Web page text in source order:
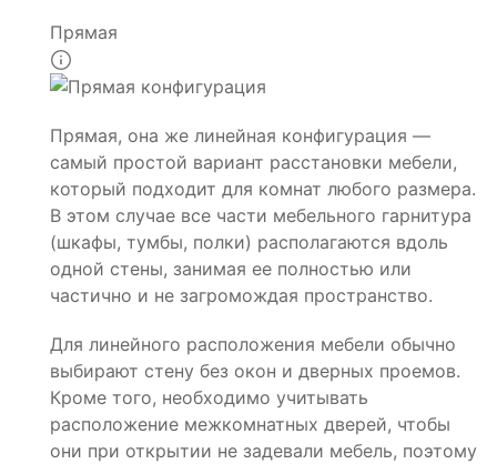
Прямая
Прямая, она же линейная конфигурация —
самый простой вариант расстановки мебели,
который подходит для комнат любого размера.
В этом случае все части мебельного гарнитура
(шкафы, тумбы, полки) располагаются вдоль
одной стены, занимая ее полностью или
частично и не загромождая пространство.
Для линейного расположения мебели обычно
выбирают стену без окон и дверных проемов.
Кроме того, необходимо учитывать
расположение межкомнатных дверей, чтобы
они при открытии не задевали мебель, поэтому